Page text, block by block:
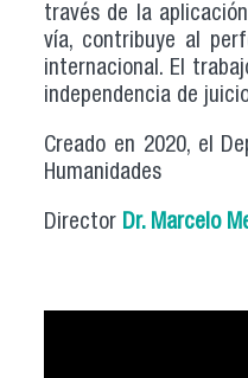
través de la
vía, contribuye al
internacional. El
independencia de
Creado en 2020, el
Humanidades
Director Dr. Marcelo